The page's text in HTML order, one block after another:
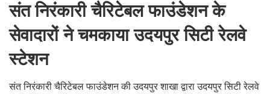
संत निरंकारी चैरिटेबल फाउंडेशन के
सेवादारों ने चमकाया उदयपुर सिटी रेलवे
स्टेशन
संत निरंकारी चैरिटेबल फाउंडेशन की उदयपुर शाखा द्वारा उदयपुर सिटी रेलवे